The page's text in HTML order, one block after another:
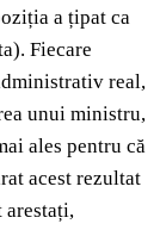
a țipat ca
Fiecare
real,
unui ministru,
ales pentru că
acest rezultat
arestați,